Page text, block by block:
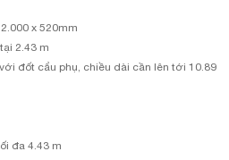
x 520mm
2.43 m
đốt cẩu phụ, chiều dài cần lên tới 10.89
đa 4.43 m